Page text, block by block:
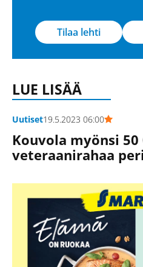
Tilaa lehti
LUE LISÄÄ
Uutiset19.5.2023 06:00
Kouvola myönsi 50
veteraanirahaa